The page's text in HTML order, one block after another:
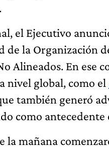
el Ejecutivo
de la Organización
Alineados. En ese
nivel global, como el
también generó
como
mañana